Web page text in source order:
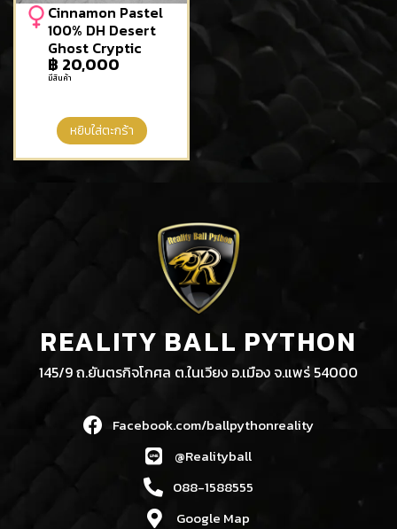
Cinnamon Pastel
100% DH Desert
Ghost Cryptic
฿ 20,000
มีสินค้า
หยิบใส่ตะกร้า
REALITY BALL PYTHON
145/9 ถ.ยันตรกิจโกศล ต.ในเวียง อ.เมือง จ.แพร่ 54000
Facebook.com/ballpythonreality
@Realityball
088-1588555
Google Map